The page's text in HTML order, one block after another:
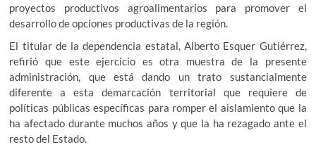
proyectos productivos agroalimentarios para promover el
desarrollo de opciones productivas de la región.
El titular de la dependencia estatal, Alberto Esquer Gutiérrez,
refirió que este ejercicio es otra muestra de la presente
administración, que está dando un trato sustancialmente
diferente a esta demarcación territorial que requiere de
políticas públicas específicas para romper el aislamiento que la
ha afectado durante muchos años y que la ha rezagado ante el
resto del Estado.